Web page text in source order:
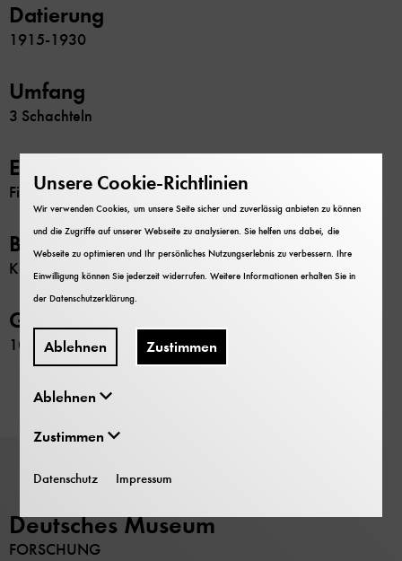
Datierung
1915-1930
Umfang
3 Schachteln
Erschließung
Findbuch
Beschränkung
Keine
GND-Nr.
107331144
Deutsches Museum
FORSCHUNG
Unsere Cookie-Richtlinien
Wir verwenden Cookies, um unsere Seite sicher und zuverlässig anbieten zu können
und die Zugriffe auf unserer Webseite zu analysieren. Sie helfen uns dabei, die
Webseite zu optimieren und Ihr persönliches Nutzungserlebnis zu verbessern. Ihre
Einwilligung können Sie jederzeit widerrufen. Weitere Informationen erhalten Sie in
derDatenschutzerklärung
Ablehnen Zustimmen
Ablehnen
Zustimmen
Datenschutz Impressum